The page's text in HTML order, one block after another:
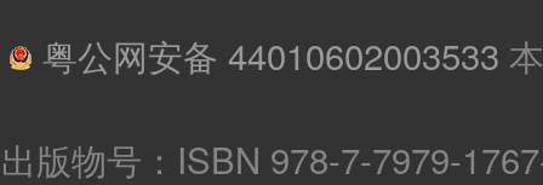
粤公网安备 44010602003533
出版物号：ISBN 978-7-7979-